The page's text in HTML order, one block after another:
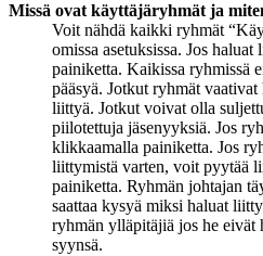
Missä ovat käyttäjäryhmät ja
Voit nähdä kaikki ryhmät
omissa asetuksissa. Jos
painiketta. Kaikissa ryhmissä
pääsyä. Jotkut ryhmät
liittyä. Jotkut voivat olla
piilotettuja jäsenyyksiä. Jos
klikkaamalla painiketta. Jos
liittymistä varten, voit pyytää
painiketta. Ryhmän johtajan
saattaa kysyä miksi haluat
ryhmän ylläpitäjiä jos he
syynsä.